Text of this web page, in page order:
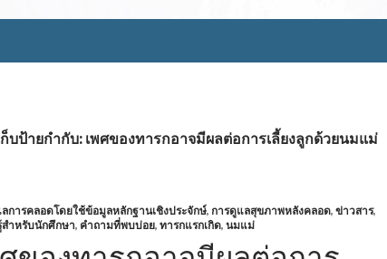
ก็บป้ายกำกับ: เพศของทารกอาจมีผลต่อการเลี้ยงลูกด้วยนมแม่
การคลอดโดยใช้ข้อมูลหลักฐานเชิงประจักษ์, การดูแลสุขภาพหลังคลอด, ข่าวสาร,
สำหรับนักศึกษา, คำถามที่พบบ่อย, ทารกแรกเกิด, นมแม่